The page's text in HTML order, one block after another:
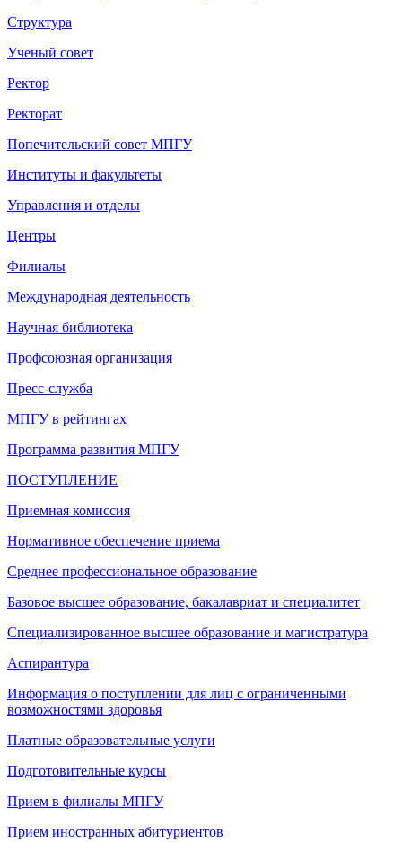
Структура
Ученый совет
Ректор
Ректорат
Попечительский совет МПГУ
Институты и факультеты
Управления и отделы
Центры
Филиалы
Международная деятельность
Научная библиотека
Профсоюзная организация
Пресс-служба
МПГУ в рейтингах
Программа развития МПГУ
ПОСТУПЛЕНИЕ
Приемная комиссия
Нормативное обеспечение приема
Среднее профессиональное образование
Базовое высшее образование, бакалавриат и специалитет
Специализированное высшее образование и магистратура
Аспирантура
Информация о поступлении для лиц с ограниченными
возможностями здоровья
Платные образовательные услуги
Подготовительные курсы
Прием в филиалы МПГУ
Прием иностранных абитуриентов